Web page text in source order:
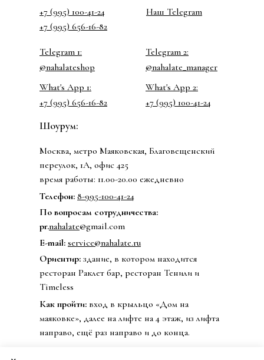
Ориентир: здание, в котором находится
ресторан Раклет бар, ресторан Тенили и
Timeless
Шоурум:
Москва, метро Маяковская, Благовещенский
переулок, 1А, офис 425
время работы: 11.00-20.00 ежедневно
Как пройти: вход в крыльцо «Дом на
маяковке», далее на лифте на 4 этаж, из лифта
направо, ещё раз направо и до конца.
Телефон: 8-995-100-41-24
E-mail: service@nahalate.ru
По вопросам сотрудничества:
pr.nahalate@gmail.com
+7 (995) 100-41-24
Telegram 1:
Наш Telegram
@nahalate_manager
Telegram 2:
@nahalateshop
What's App 1:
+7 (995) 100-41-24
What's App 2:
+7 (995) 656-16-82
+7 (995) 656-16-82